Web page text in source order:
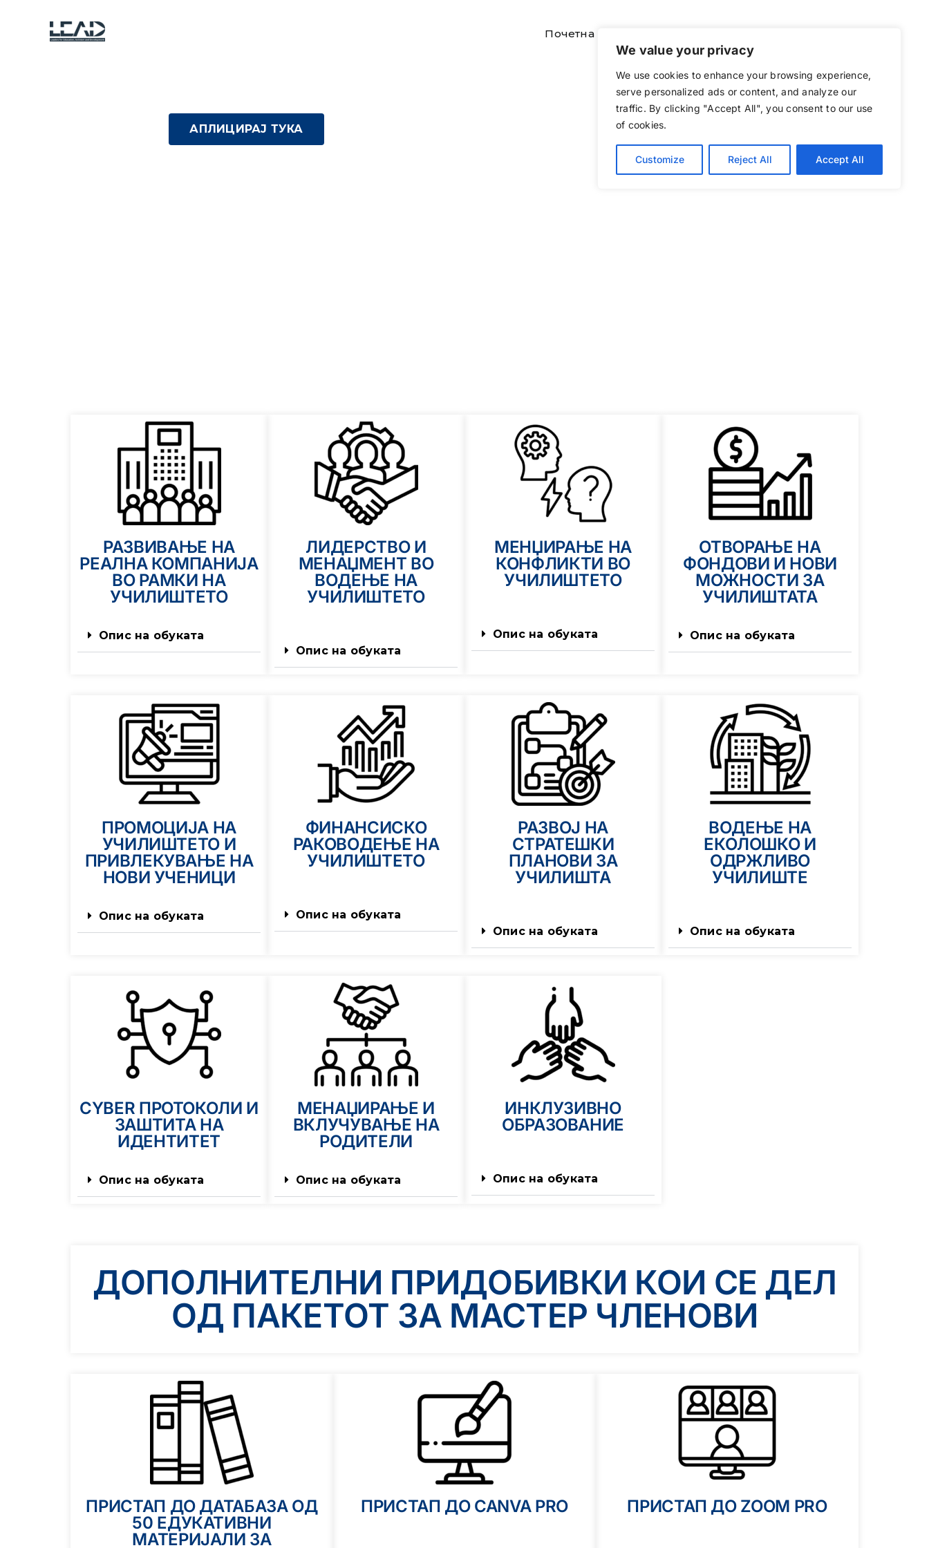
We value your privacy
We use cookies to enhance your browsing experience,
serve personalized ads or content, and analyze our
traffic. By clicking "Accept All", you consent to our use
of cookies.
Customize Reject All Accept All
Почетна
АПЛИЦИРАЈ ТУКА
РАЗВИВАЊЕ НА
РЕАЛНА КОМПАНИЈА
ВО РАМКИ НА
УЧИЛИШТЕТО
Опис на обуката
ЛИДЕРСТВО И
МЕНАЏМЕНТ ВО
ВОДЕЊЕ НА
УЧИЛИШТЕТО
Опис на обуката
МЕНЏИРАЊЕ НА
КОНФЛИКТИ ВО
УЧИЛИШТЕТО
Опис на обуката
ОТВОРАЊЕ НА
ФОНДОВИ И НОВИ
МОЖНОСТИ ЗА
УЧИЛИШТАТА
Опис на обуката
ПРОМОЦИЈА НА
УЧИЛИШТЕТО И
ПРИВЛЕКУВАЊЕ НА
НОВИ УЧЕНИЦИ
Опис на обуката
ФИНАНСИСКО
РАКОВОДЕЊЕ НА
УЧИЛИШТЕТО
Опис на обуката
РАЗВОЈ НА
СТРАТЕШКИ
ПЛАНОВИ ЗА
УЧИЛИШТА
Опис на обуката
ВОДЕЊЕ НА
ЕКОЛОШКО И
ОДРЖЛИВО
УЧИЛИШТЕ
Опис на обуката
CYBER ПРОТОКОЛИ И
ЗАШТИТА НА
ИДЕНТИТЕТ
Опис на обуката
МЕНАЏИРАЊЕ И
ВКЛУЧУВАЊЕ НА
РОДИТЕЛИ
Опис на обуката
ИНКЛУЗИВНО
ОБРАЗОВАНИЕ
Опис на обуката
ДОПОЛНИТЕЛНИ ПРИДОБИВКИ КОИ СЕ ДЕЛ
ОД ПАКЕТОТ ЗА МАСТЕР ЧЛЕНОВИ
ПРИСТАП ДО ДАТАБАЗА ОД
50 ЕДУКАТИВНИ
МАТЕРИЈАЛИ ЗА
ПРИСТАП ДО CANVA PRO ПРИСТАП ДО ZOOM PRO